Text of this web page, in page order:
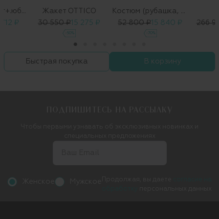
₽
Жакет OTTICO
30 550 ₽15 275 ₽
-50%
52 800 ₽15 840 ₽
-70%
266
Быстрая покупка В корзину